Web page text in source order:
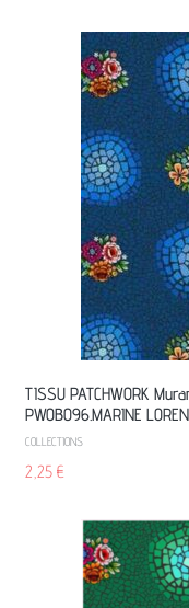
TISSU PATCHWORK
PW0B096.MARINE
COLLECTIONS
2,25 €